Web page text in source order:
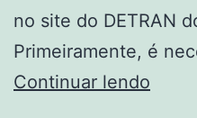
no site do DETRAN
Primeiramente, é
Continuar lendo